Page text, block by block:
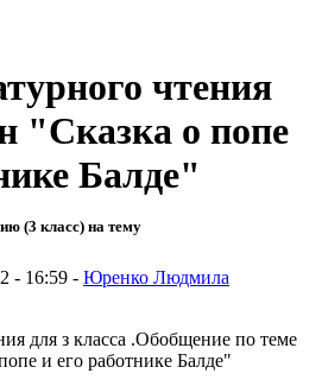
чтения
о попе
Балде"
(3 класс) на тему
- 16:59 - Юренко Людмила
для з класса .Обобщение по теме
и его работнике Балде"